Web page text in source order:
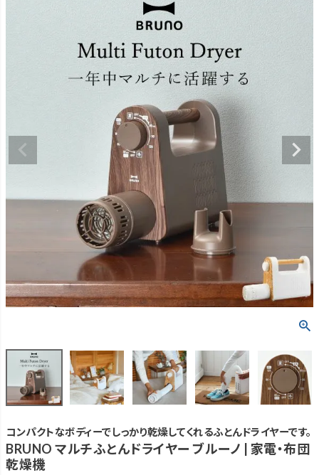
コンパクトなボディーでしっかり乾燥してくれるふとんドライヤーです。
BRUNO マルチふとんドライヤー ブルーノ | 家電・布団
乾燥機